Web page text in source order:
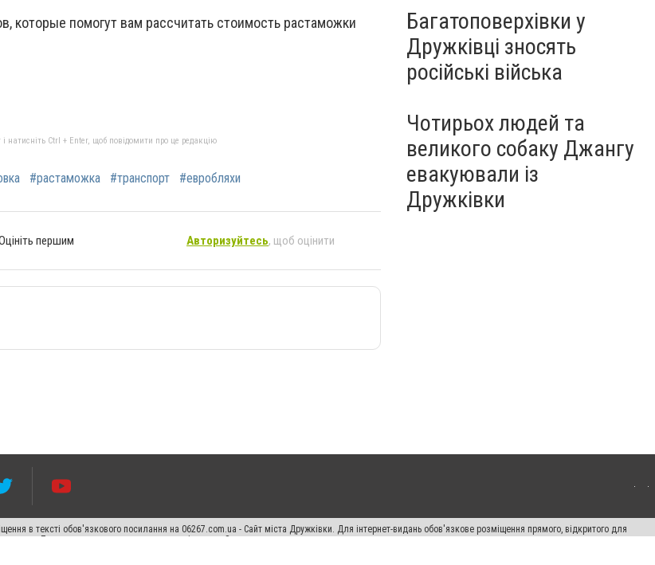
которые помогут вам рассчитать стоимость растаможки
натисніть Ctrl + Enter, щоб повідомити про це редакцію
#растаможка #транспорт #евробляхи
першим Авторизуйтесь, щоб оцінити
Багатоповерхівки у
Дружківці зносять
російські війська
Чотирьох людей та
великого собаку Джангу
евакуювали із
Дружківки
в тексті обов'язкового посилання на 06267.com.ua - Сайт міста Дружківки. Для інтернет-видань обов'язкове розміщення прямого, відкритого для
джерела. Порушення виняткових прав переслідується Законом.